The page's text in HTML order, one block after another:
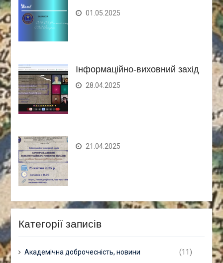
01.05.2025
Інформаційно-виховний захід
28.04.2025
21.04.2025
Категорії записів
Академічна доброчесність, новини
(11)